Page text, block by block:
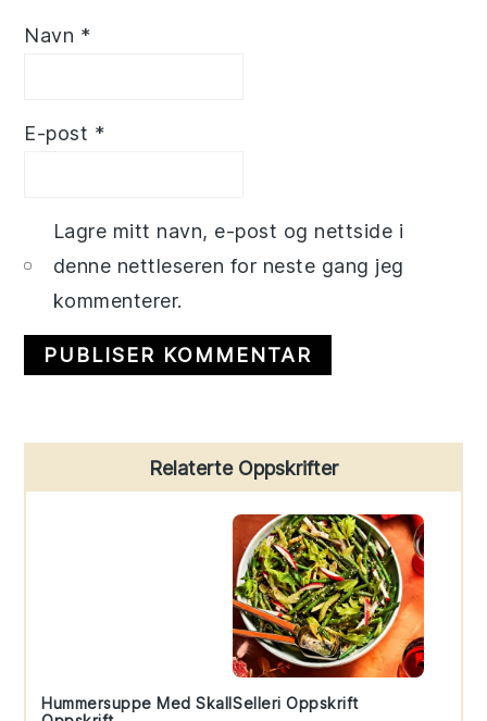
Navn *
E-post *
Lagre mitt navn, e-post og nettside i
denne nettleseren for neste gang jeg
kommenterer.
Sidebar
Relaterte Oppskrifter
Hummersuppe Med SkallSelleri Oppskrift